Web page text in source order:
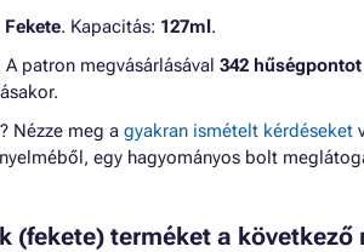
Fekete. Kapacitás: 127ml.
patron megvásárlásával 342 hűségpontot
Nézze meg a gyakran ismételt kérdéseket
egy hagyományos bolt
(fekete) terméket a